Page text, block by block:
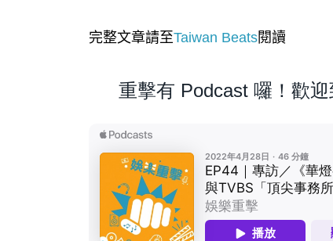
完整文章請至Taiwan Beats閱讀
重擊有 Podcast 囉！歡